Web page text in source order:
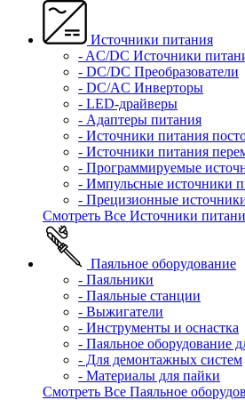
Источники питания
- AC/DC Источники
- DC/DC Преобразователи
- DC/AC Инверторы
- LED-драйверы
- Адаптеры питания
- Источники питания
- Источники питания
- Программируемые
- Импульсные источники
- Прецизионные
Смотреть Все Источники
Паяльное оборудование
- Паяльники
- Паяльные станции
- Выжигатели
- Инструменты и оснастка
- Паяльное оборудование
- Для демонтажных систем
- Материалы для пайки
Смотреть Все Паяльное